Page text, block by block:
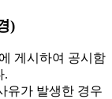
)
게시하여 공시함
.
유가 발생한 경우